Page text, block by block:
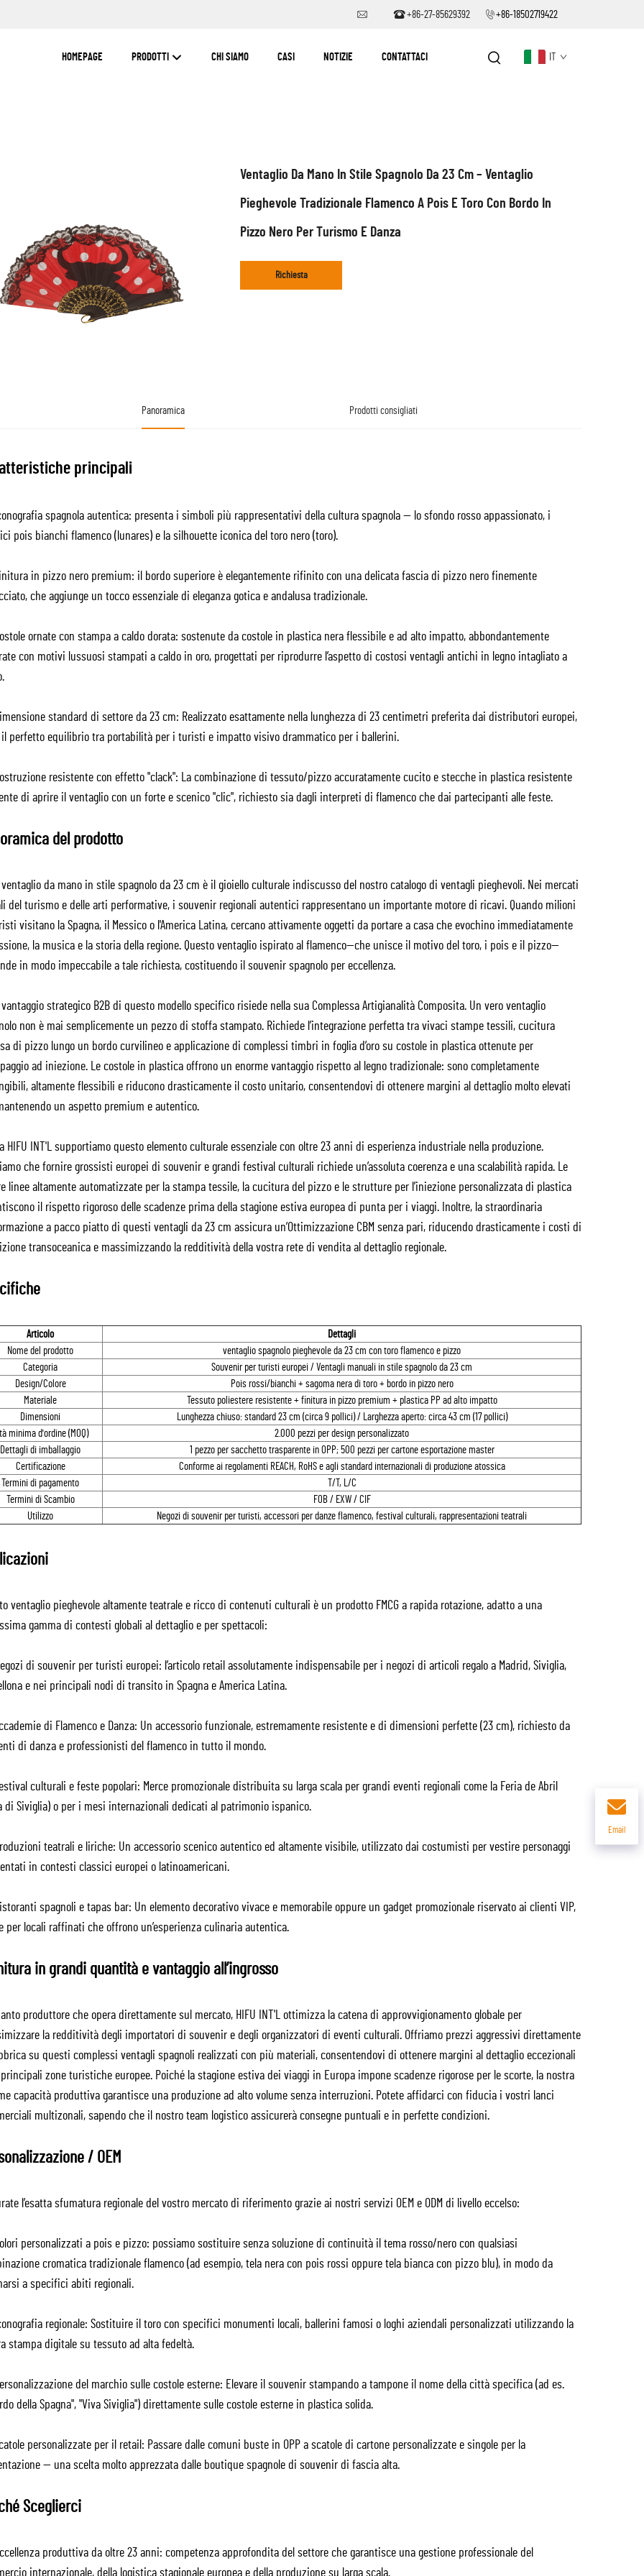
+86-27-85629392 +86-18502719422
HOMEPAGE PRODOTTI CHI SIAMO CASI NOTIZIE CONTATTACI
Ventaglio Da Mano In Stile Spagnolo Da 23 Cm – Ventaglio
Pieghevole Tradizionale Flamenco A Pois E Toro Con Bordo In
Pizzo Nero Per Turismo E Danza
Richiesta
Panoramica Prodotti consigliati
principali
spagnola autentica: presenta i simboli più rappresentativi della cultura spagnola — lo sfondo rosso appassionato, i
pois bianchi flamenco (lunares) e la silhouette iconica del toro nero (toro).
in pizzo nero premium: il bordo superiore è elegantemente rifinito con una delicata fascia di pizzo nero finemente
che aggiunge un tocco essenziale di eleganza gotica e andalusa tradizionale.
ornate con stampa a caldo dorata: sostenute da costole in plastica nera flessibile e ad alto impatto, abbondantemente
con motivi lussuosi stampati a caldo in oro, progettati per riprodurre l’aspetto di costosi ventagli antichi in legno intagliato a
standard di settore da 23 cm: Realizzato esattamente nella lunghezza di 23 centimetri preferita dai distributori europei,
perfetto equilibrio tra portabilità per i turisti e impatto visivo drammatico per i ballerini.
resistente con effetto "clack": La combinazione di tessuto/pizzo accuratamente cucito e stecche in plastica resistente
di aprire il ventaglio con un forte e scenico "clic", richiesto sia dagli interpreti di flamenco che dai partecipanti alle feste.
del prodotto
da mano in stile spagnolo da 23 cm è il gioiello culturale indiscusso del nostro catalogo di ventagli pieghevoli. Nei mercati
del turismo e delle arti performative, i souvenir regionali autentici rappresentano un importante motore di ricavi. Quando milioni
visitano la Spagna, il Messico o l'America Latina, cercano attivamente oggetti da portare a casa che evochino immediatamente
la musica e la storia della regione. Questo ventaglio ispirato al flamenco—che unisce il motivo del toro, i pois e il pizzo—
in modo impeccabile a tale richiesta, costituendo il souvenir spagnolo per eccellenza.
strategico B2B di questo modello specifico risiede nella sua Complessa Artigianalità Composita. Un vero ventaglio
non è mai semplicemente un pezzo di stoffa stampato. Richiede l’integrazione perfetta tra vivaci stampe tessili, cucitura
di pizzo lungo un bordo curvilineo e applicazione di complessi timbri in foglia d’oro su costole in plastica ottenute per
ad iniezione. Le costole in plastica offrono un enorme vantaggio rispetto al legno tradizionale: sono completamente
altamente flessibili e riducono drasticamente il costo unitario, consentendovi di ottenere margini al dettaglio molto elevati
un aspetto premium e autentico.
HIFU INT'L supportiamo questo elemento culturale essenziale con oltre 23 anni di esperienza industriale nella produzione.
che fornire grossisti europei di souvenir e grandi festival culturali richiede un’assoluta coerenza e una scalabilità rapida. Le
linee altamente automatizzate per la stampa tessile, la cucitura del pizzo e le strutture per l’iniezione personalizzata di plastica
il rispetto rigoroso delle scadenze prima della stagione estiva europea di punta per i viaggi. Inoltre, la straordinaria
a pacco piatto di questi ventagli da 23 cm assicura un’Ottimizzazione CBM senza pari, riducendo drasticamente i costi di
transoceanica e massimizzando la redditività della vostra rete di vendita al dettaglio regionale.
Articolo
Dettagli
Nome del prodotto
ventaglio spagnolo pieghevole da 23 cm con toro flamenco e pizzo
Categoria
Souvenir per turisti europei / Ventagli manuali in stile spagnolo da 23 cm
Design/Colore
Pois rossi/bianchi + sagoma nera di toro + bordo in pizzo nero
Materiale
Tessuto poliestere resistente + finitura in pizzo premium + plastica PP ad alto impatto
Dimensioni
Lunghezza chiuso: standard 23 cm (circa 9 pollici) / Larghezza aperto: circa 43 cm (17 pollici)
minima d'ordine (MOQ)
2.000 pezzi per design personalizzato
Dettagli di imballaggio
1 pezzo per sacchetto trasparente in OPP; 500 pezzi per cartone esportazione master
Certificazione
Conforme ai regolamenti REACH, RoHS e agli standard internazionali di produzione atossica
Termini di pagamento
T/T, L/C
Termini di Scambio
FOB / EXW / CIF
Utilizzo
Negozi di souvenir per turisti, accessori per danze flamenco, festival culturali, rappresentazioni teatrali
ventaglio pieghevole altamente teatrale e ricco di contenuti culturali è un prodotto FMCG a rapida rotazione, adatto a una
gamma di contesti globali al dettaglio e per spettacoli:
di souvenir per turisti europei: l’articolo retail assolutamente indispensabile per i negozi di articoli regalo a Madrid, Siviglia,
e nei principali nodi di transito in Spagna e America Latina.
di Flamenco e Danza: Un accessorio funzionale, estremamente resistente e di dimensioni perfette (23 cm), richiesto da
di danza e professionisti del flamenco in tutto il mondo.
culturali e feste popolari: Merce promozionale distribuita su larga scala per grandi eventi regionali come la Feria de Abril
di Siviglia) o per i mesi internazionali dedicati al patrimonio ispanico.
teatrali e liriche: Un accessorio scenico autentico ed altamente visibile, utilizzato dai costumisti per vestire personaggi
in contesti classici europei o latinoamericani.
spagnoli e tapas bar: Un elemento decorativo vivace e memorabile oppure un gadget promozionale riservato ai clienti VIP,
per locali raffinati che offrono un’esperienza culinaria autentica.
in grandi quantità e vantaggio all’ingrosso
produttore che opera direttamente sul mercato, HIFU INT'L ottimizza la catena di approvvigionamento globale per
la redditività degli importatori di souvenir e degli organizzatori di eventi culturali. Offriamo prezzi aggressivi direttamente
su questi complessi ventagli spagnoli realizzati con più materiali, consentendovi di ottenere margini al dettaglio eccezionali
zone turistiche europee. Poiché la stagione estiva dei viaggi in Europa impone scadenze rigorose per le scorte, la nostra
capacità produttiva garantisce una produzione ad alto volume senza interruzioni. Potete affidarci con fiducia i vostri lanci
multizonali, sapendo che il nostro team logistico assicurerà consegne puntuali e in perfette condizioni.
/ OEM
l’esatta sfumatura regionale del vostro mercato di riferimento grazie ai nostri servizi OEM e ODM di livello eccelso:
personalizzati a pois e pizzo: possiamo sostituire senza soluzione di continuità il tema rosso/nero con qualsiasi
cromatica tradizionale flamenco (ad esempio, tela nera con pois rossi oppure tela bianca con pizzo blu), in modo da
a specifici abiti regionali.
regionale: Sostituire il toro con specifici monumenti locali, ballerini famosi o loghi aziendali personalizzati utilizzando la
stampa digitale su tessuto ad alta fedeltà.
del marchio sulle costole esterne: Elevare il souvenir stampando a tampone il nome della città specifica (ad es.
della Spagna", "Viva Siviglia") direttamente sulle costole esterne in plastica solida.
personalizzate per il retail: Passare dalle comuni buste in OPP a scatole di cartone personalizzate e singole per la
— una scelta molto apprezzata dalle boutique spagnole di souvenir di fascia alta.
Sceglierci
produttiva da oltre 23 anni: competenza approfondita del settore che garantisce una gestione professionale del
internazionale, della logistica stagionale europea e della produzione su larga scala.
Email